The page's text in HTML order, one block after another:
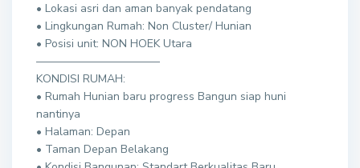
• Lokasi asri dan aman banyak pendatang
• Lingkungan Rumah: Non Cluster/ Hunian
• Posisi unit: NON HOEK Utara
———————————
KONDISI RUMAH:
• Rumah Hunian baru progress Bangun siap huni
nantinya
• Halaman: Depan
• Taman Depan Belakang